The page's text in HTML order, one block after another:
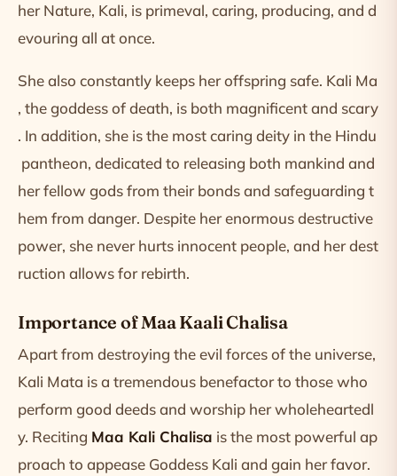
her Nature, Kali, is primeval, caring, producing, and d
evouring all at once.
She also constantly keeps her offspring safe. Kali Ma
, the goddess of death, is both magnificent and scary
. In addition, she is the most caring deity in the Hindu
pantheon, dedicated to releasing both mankind and
her fellow gods from their bonds and safeguarding t
hem from danger. Despite her enormous destructive
power, she never hurts innocent people, and her dest
ruction allows for rebirth.
Importance of Maa Kaali Chalisa
Apart from destroying the evil forces of the universe,
Kali Mata is a tremendous benefactor to those who
perform good deeds and worship her wholeheartedl
y. Reciting Maa Kali Chalisa is the most powerful ap
proach to appease Goddess Kali and gain her favor.